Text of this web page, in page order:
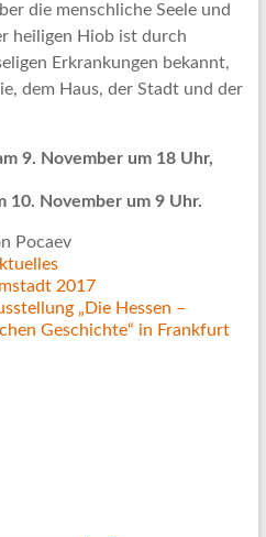
die menschliche Seele und
heiligen Hiob ist durch
Erkrankungen bekannt,
dem Haus, der Stadt und der
9. November um 18 Uhr,
November um 9 Uhr.
Pocaev
2017
„Die Hessen –
Geschichte“ in Frankfurt